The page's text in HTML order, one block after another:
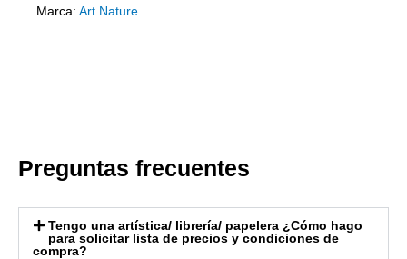
Marca: Art Nature
Preguntas frecuentes
Tengo una artística/ librería/ papelera ¿Cómo hago
para solicitar lista de precios y condiciones de
compra?